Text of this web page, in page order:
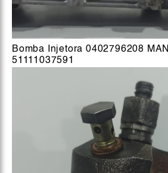
Bomba Injetora 0402796208 MAN
51111037591